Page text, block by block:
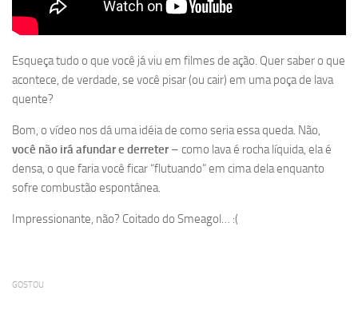
Esqueça tudo o que você já viu em filmes de ação. Quer saber o que
acontece, de verdade, se você pisar (ou cair) em uma poça de lava
quente?
Bom, o vídeo nos dá uma idéia de como seria essa queda. Não,
você não irá afundar e derreter– como lava é rocha líquida, ela é
densa, o que faria você ficar “flutuando” em cima dela enquanto
sofre combustão espontânea.
Impressionante, não? Coitado do Smeagol… :(
GOSTOU